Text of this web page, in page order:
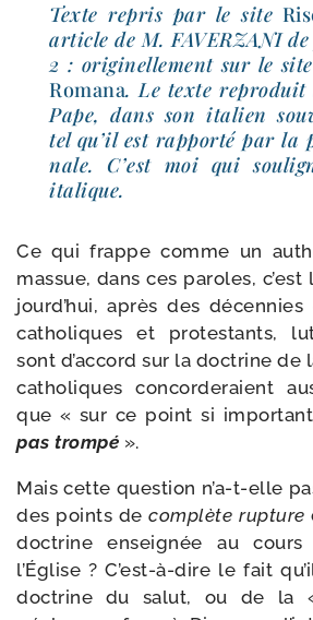
Texte repris par le site
article de M. FAVERZANI
2 : ori­gi­nel­le­ment sur le site
Romana. Le texte
Pape, dans son ita­lien
tel qu’il est rap­por­té par
nale. C’est moi qui
italique.
Ce qui frappe comme un
mas­sue, dans ces paroles, c’est
jourd’­hui, après des
catho­liques et pro­tes­tants,
sont d’ac­cord sur la doc­trine de
catho­liques concor­de­raient
que « sur ce point si impor­tant
pas trom­pé ».
Mais cette ques­tion n’a-​t-​elle
des points decom­plète rup­ture
doc­trine ensei­gnée au
l’Église ? C’est-​à-​dire le fait
doc­trine du salut, ou de la